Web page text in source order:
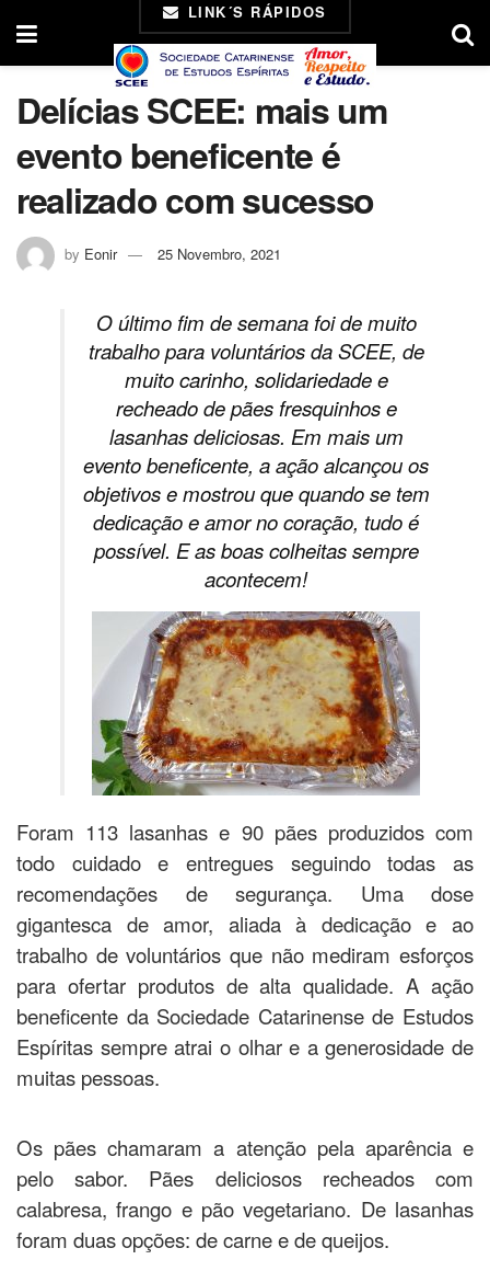
LINK´S RÁPIDOS
Delícias SCEE: mais um
evento beneficente é
realizado com sucesso
by Eonir 25 Novembro, 2021
O último fim de semana foi de muito
trabalho para voluntários da SCEE, de
muito carinho, solidariedade e
recheado de pães fresquinhos e
lasanhas deliciosas. Em mais um
evento beneficente, a ação alcançou os
objetivos e mostrou que quando se tem
dedicação e amor no coração, tudo é
possível. E as boas colheitas sempre
acontecem!
Foram 113 lasanhas e 90 pães produzidos com
todo cuidado e entregues seguindo todas as
recomendações de segurança. Uma dose
gigantesca de amor, aliada à dedicação e ao
trabalho de voluntários que não mediram esforços
para ofertar produtos de alta qualidade. A ação
beneficente da Sociedade Catarinense de Estudos
Espíritas sempre atrai o olhar e a generosidade de
muitas pessoas.
Os pães chamaram a atenção pela aparência e
pelo sabor. Pães deliciosos recheados com
calabresa, frango e pão vegetariano. De lasanhas
foram duas opções: de carne e de queijos.